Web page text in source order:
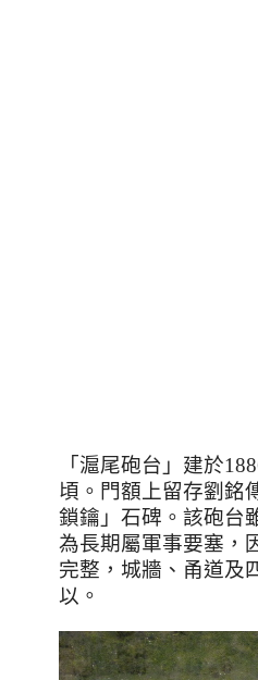
「滬尾砲台」建於
頃。門額上留存劉銘
鎖鑰」石碑。該砲台
為長期屬軍事要塞，
完整，城牆、甬道及
以。